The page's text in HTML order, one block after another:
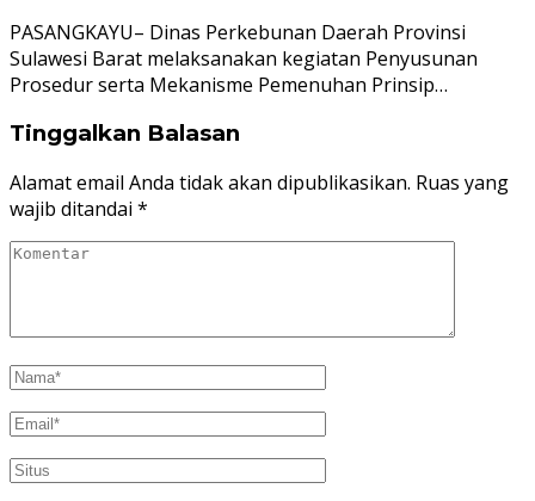
PASANGKAYU– Dinas Perkebunan Daerah Provinsi
Sulawesi Barat melaksanakan kegiatan Penyusunan
Prosedur serta Mekanisme Pemenuhan Prinsip…
Tinggalkan Balasan
Alamat email Anda tidak akan dipublikasikan. Ruas yang
wajib ditandai *